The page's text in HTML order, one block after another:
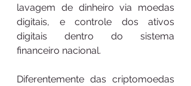
lavagem de dinheiro via moedas
digitais, e controle dos ativos
digitais dentro do sistema
financeiro nacional.
Diferentemente das criptomoedas